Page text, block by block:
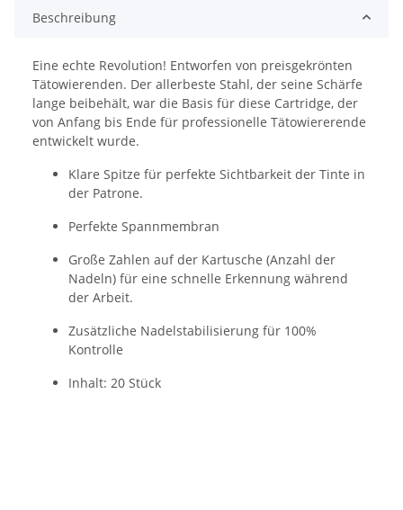
Beschreibung
Eine echte Revolution! Entworfen von preisgekrönten
Tätowierenden. Der allerbeste Stahl, der seine Schärfe
lange beibehält, war die Basis für diese Cartridge, der
von Anfang bis Ende für professionelle Tätowiererende
entwickelt wurde.
Klare Spitze für perfekte Sichtbarkeit der Tinte in
der Patrone.
Perfekte Spannmembran
Große Zahlen auf der Kartusche (Anzahl der
Nadeln) für eine schnelle Erkennung während
der Arbeit.
Zusätzliche Nadelstabilisierung für 100%
Kontrolle
Inhalt: 20 Stück